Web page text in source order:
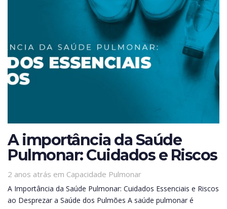
A importância da Saúde
Pulmonar: Cuidados e Riscos
2 anos atrás em
Tags Capacidade Pulmonar
A Importância da Saúde Pulmonar: Cuidados Essenciais e Riscos
ao Desprezar a Saúde dos Pulmões A saúde pulmonar é